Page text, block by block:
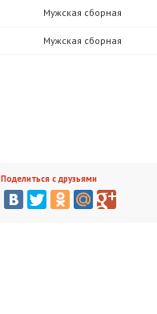
Мужская сборная
Мужская сборная
Поделиться с друзьями